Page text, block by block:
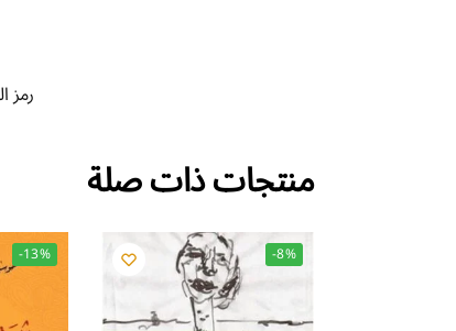
رمز
منتجات ذات صلة
-8%
-13%